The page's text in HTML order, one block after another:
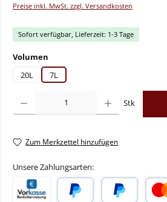
Preise inkl. MwSt. zzgl. Versandkosten
Sofort verfügbar, Lieferzeit: 1-3 Tage
Volumen
20L
7L
Stk
Zum Merkzettel hinzufügen
Unsere Zahlungsarten: